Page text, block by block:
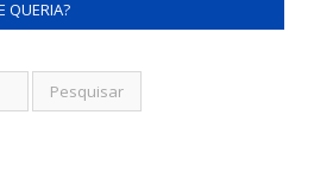
QUERIA?